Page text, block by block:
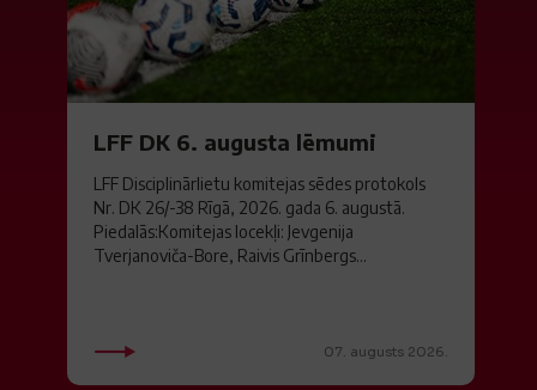
LFF DK 6. augusta lēmumi
LFF Disciplinārlietu komitejas sēdes protokols
Nr. DK 26/-38 Rīgā, 2026. gada 6. augustā.
Piedalās:Komitejas locekļi: Jevgenija
Tverjanoviča-Bore, Raivis Grīnbergs...
07. augusts 2026.